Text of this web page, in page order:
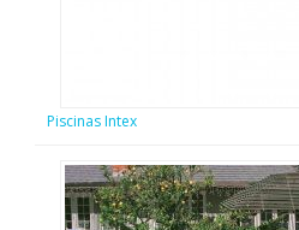
Piscinas Intex